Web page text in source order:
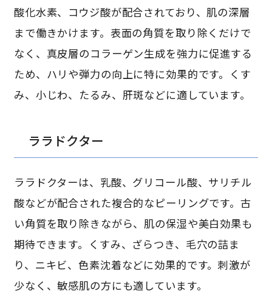
酸化水素、コウジ酸が配合されており、肌の深層
まで働きかけます。表面の角質を取り除くだけで
なく、真皮層のコラーゲン生成を強力に促進する
ため、ハリや弾力の向上に特に効果的です。くす
み、小じわ、たるみ、肝斑などに適しています。
ララドクター
ララドクターは、乳酸、グリコール酸、サリチル
酸などが配合された複合的なピーリングです。古
い角質を取り除きながら、肌の保湿や美白効果も
期待できます。くすみ、ざらつき、毛穴の詰ま
り、ニキビ、色素沈着などに効果的です。刺激が
少なく、敏感肌の方にも適しています。